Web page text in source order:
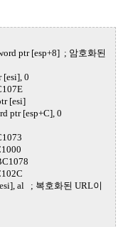
ptr [esp+8] ; 암호화된
0
[esi]
ptr [esp+C], 0
al ; 복호화된 URL이